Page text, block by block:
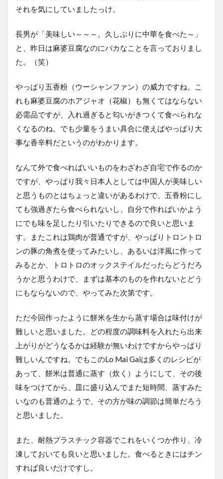
それを気にしていましたっけ。
長男が「美味しい～～～。久しぶりに中華を食べた～」
と、昨日は麻婆豆腐なのにバカなことを言っておりまし
た。（笑）
やっぱり五香粉（ウーシャンファン）の威力ですね。こ
れも麻婆豆腐のホアジャオ（花椒）も無くてはならない
必需品ですが、入れ過ぎると匂いがきつくて食べられな
くなるのね。でも少量をうまい具合に使えばやっぱり大
事な香辛料だというのがわかります。
なんて外で食べればいいものをわざわざ自宅で作るのか
ですが、やっぱり我々日本人としては中国人が美味しい
と思うものとはちょっと違いがあるわけで、五香粉にし
ても強過ぎたら食べられないし、自分で作ればいかよう
にでも味を足したり引いたりできるので良いと思いま
す。またこれは鶏肉が普通ですが、やっぱりトロントロ
ンの豚の角煮を使ってみたいし、あるいは洋風に作って
みるとか、トロトロのオックステイルだったらどうだろ
うかと思うわけで、まずは基本のものを作れないとどう
にもならないので、やってみた次第です。
ただ今回作ったように餅米を生から蒸す場合は味付けが
難しいと思いました。どの程度の調味料を入れたら出来
上がりがどうなるかは経験が無いわけですからやっぱり
難しいんですね。でもこのLo Mai Gaiは多くのレシピが
あって、餅米は普通に蒸す（炊く）ようにして、その後
味をつけてから、皿に盛り込んでまた短時間、蒸すみた
いなのも普通のようで、その方が味の調節は簡単だろう
と思いました。
また、耐熱プラスチック容器でこれをいくつか作り、冷
凍しておいても良いと思いました。食べるときにはチン
すれば良いだけですし。